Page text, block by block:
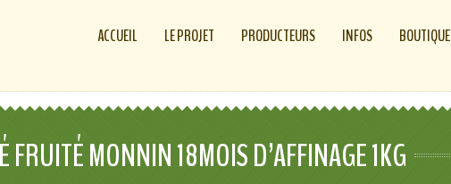
ACCUEIL LE PROJET PRODUCTEURS INFOS BOUTIQUE
FRUITÉ MONNIN 18MOIS D’AFFINAGE 1KG